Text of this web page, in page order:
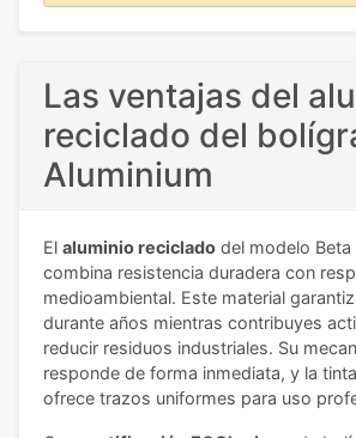
Las ventajas del
reciclado del
Aluminium
El aluminio reciclado del modelo Beta
combina resistencia duradera con
medioambiental. Este material
durante años mientras contribuyes
reducir residuos industriales. Su
responde de forma inmediata, y la
ofrece trazos uniformes para uso